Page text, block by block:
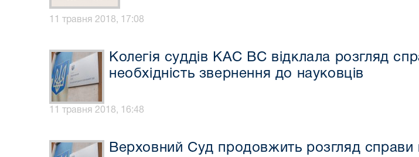
11 травня 2018, 17:08
Колегія суддів КАС ВС відклала розгляд
необхідність звернення до науковців
11 травня 2018, 16:48
Верховний Суд продовжить розгляд